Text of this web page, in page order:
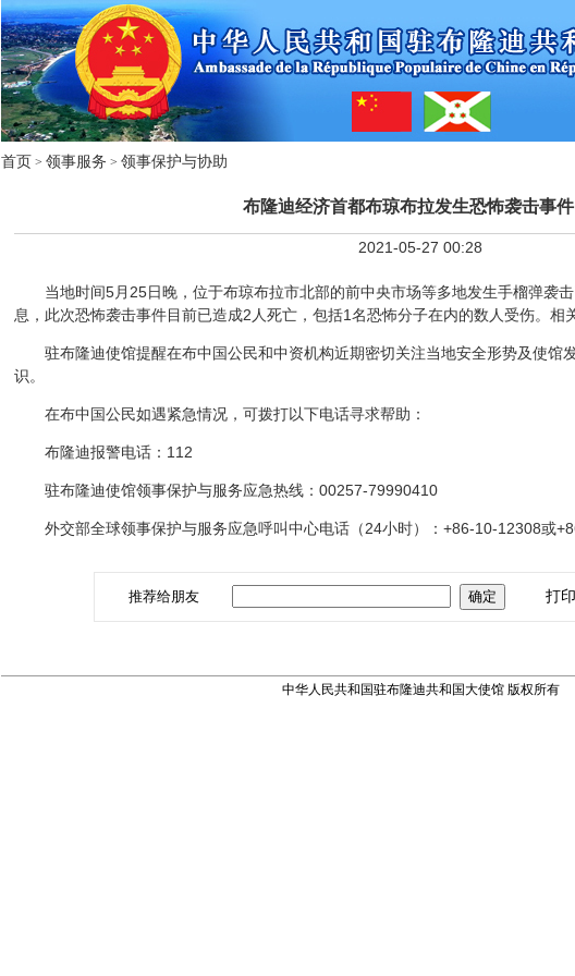
首页 > 领事服务 > 领事保护与协助
布隆迪经济首都布琼布拉发生恐怖袭击事件
2021-05-27 00:28
当地时间5月25日晚，位于布琼布拉市北部的前中央市场等多地发生手榴弹袭击
息，此次恐怖袭击事件目前已造成2人死亡，包括1名恐怖分子在内的数人受伤。相
驻布隆迪使馆提醒在布中国公民和中资机构近期密切关注当地安全形势及使馆
识。
在布中国公民如遇紧急情况，可拨打以下电话寻求帮助：
布隆迪报警电话：112
驻布隆迪使馆领事保护与服务应急热线：00257-79990410
外交部全球领事保护与服务应急呼叫中心电话（24小时）：+86-10-12308或
推荐给朋友 打
中华人民共和国驻布隆迪共和国大使馆 版权所有